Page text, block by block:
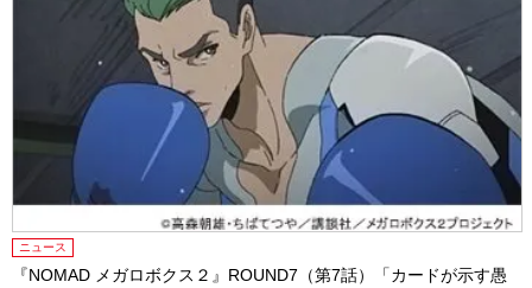
ニュース
『NOMAD メガロボクス２』ROUND7（第7話）「カードが示す愚